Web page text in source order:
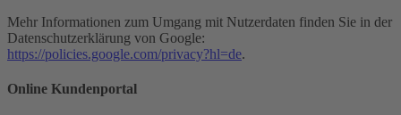
Mehr Informationen zum Umgang mit Nutzerdaten finden Sie in der
Datenschutzerklärung von Google:
https://policies.google.com/privacy?hl=de.
Online Kundenportal